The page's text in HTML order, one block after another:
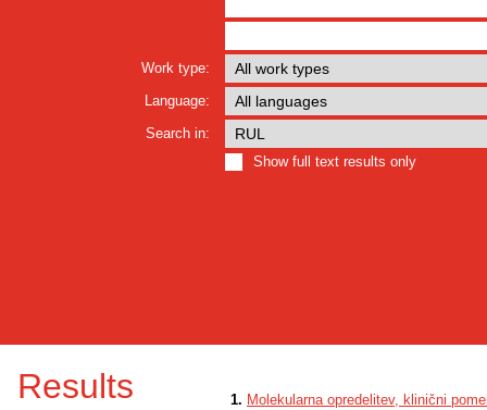
Work type:
Language:
Search in:
Show full text results only
Results 1. Molekularna opredelitev, klinični